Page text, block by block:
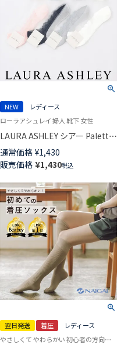
NEW
レディース
ローラアシュレイ 婦人 靴下 女性
LAURA ASHLEY シアー Paletto
スニーカー丈 ソックス レディ
ース 日本製 03357397
通常価格 ¥1,430
販売価格 ¥1,430税込
翌日発送 着圧
レディース
やさしくて やわらかい 初心者の方向け 着圧 ハイソックス